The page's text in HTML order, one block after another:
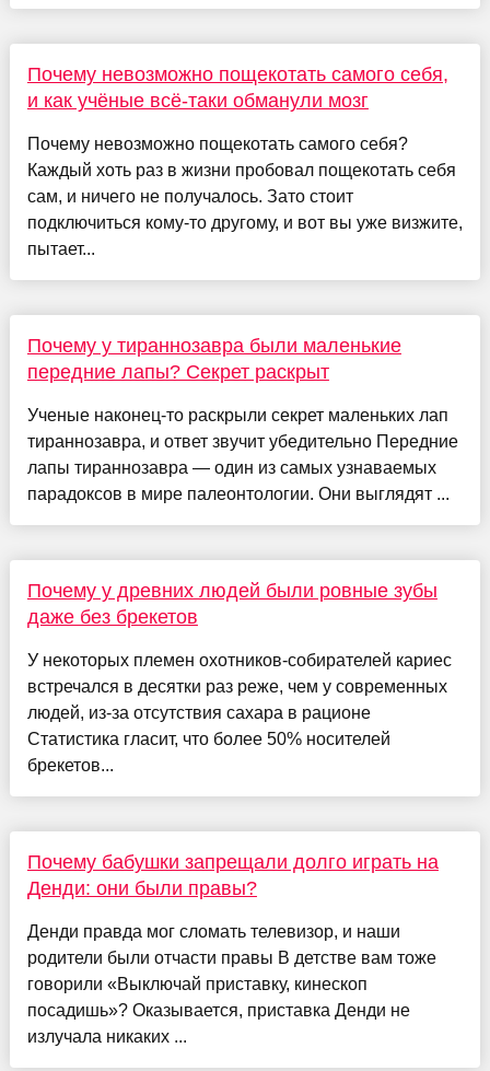
Почему невозможно пощекотать самого себя,
и как учёные всё-таки обманули мозг
Почему невозможно пощекотать самого себя?
Каждый хоть раз в жизни пробовал пощекотать себя
сам, и ничего не получалось. Зато стоит
подключиться кому-то другому, и вот вы уже визжите,
пытает...
Почему у тираннозавра были маленькие
передние лапы? Секрет раскрыт
Ученые наконец-то раскрыли секрет маленьких лап
тираннозавра, и ответ звучит убедительно Передние
лапы тираннозавра — один из самых узнаваемых
парадоксов в мире палеонтологии. Они выглядят ...
Почему у древних людей были ровные зубы
даже без брекетов
У некоторых племен охотников-собирателей кариес
встречался в десятки раз реже, чем у современных
людей, из-за отсутствия сахара в рационе
Статистика гласит, что более 50% носителей
брекетов...
Почему бабушки запрещали долго играть на
Денди: они были правы?
Денди правда мог сломать телевизор, и наши
родители были отчасти правы В детстве вам тоже
говорили «Выключай приставку, кинескоп
посадишь»? Оказывается, приставка Денди не
излучала никаких ...